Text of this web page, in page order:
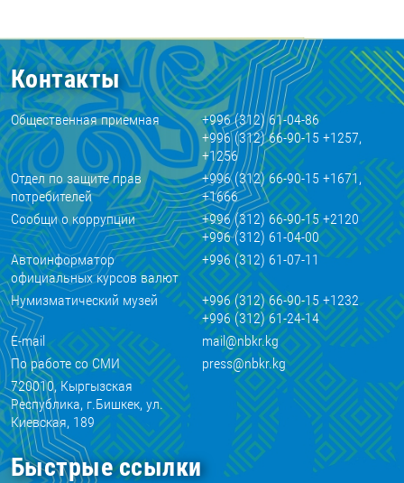
Контакты
Общественная приемная
+996 (312) 61-04-86
+996 (312) 66-90-15 +1257,
+1256
Отдел по защите прав
потребителей
+996 (312) 66-90-15 +1671,
+1666
Сообщи о коррупции
+996 (312) 66-90-15 +2120
+996 (312) 61-04-00
Автоинформатор
официальных курсов валют
+996 (312) 61-07-11
Нумизматический музей
+996 (312) 66-90-15 +1232
+996 (312) 61-24-14
E-mail
mail@nbkr.kg
По работе со СМИ
press@nbkr.kg
720010, Кыргызская
Республика, г.Бишкек, ул.
Киевская, 189
Быстрые ссылки